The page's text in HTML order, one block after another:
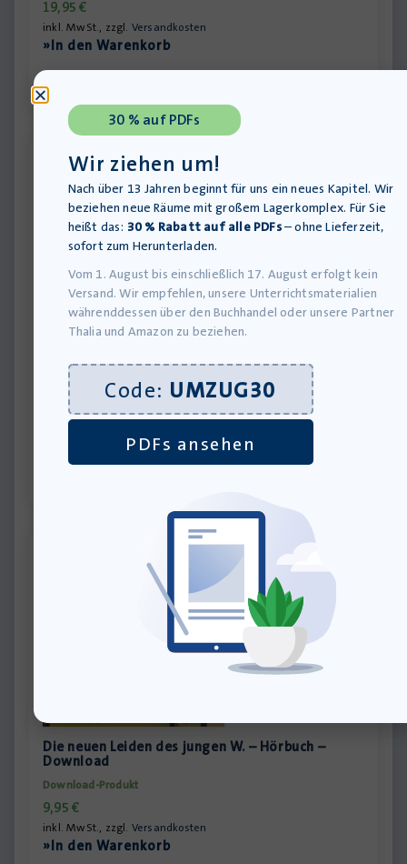
19,95€
inkl. MwSt., zzgl. Versandkosten
»In den Warenkorb
Lieferung bis 11.08.2026
22,00
inkl. MwSt., zzgl.Versandkosten
»In den Warenkorb
Die neuen Leiden des jungen W. – Hörbuch –
Download
Download-Produkt
9,95 €
inkl. MwSt., zzgl. Versandkosten
»In den Warenkorb
30 % auf PDFs
Wir ziehen um!
Nach über 13 Jahren beginnt für uns ein neues Kapitel. Wir
beziehen neue Räume mit großem Lagerkomplex. Für Sie
heißt das: 30 % Rabatt auf alle PDFs– ohne Lieferzeit,
sofort zum Herunterladen.
Vom 1. August bis einschließlich 17. August erfolgt kein
Versand. Wir empfehlen, unsere Unterrichtsmaterialien
währenddessen über den Buchhandel oder unsere Partner
Thalia und Amazon zu beziehen.
Code: UMZUG30
PDFs ansehen